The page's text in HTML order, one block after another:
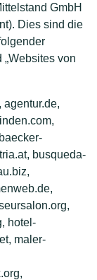
GmbH
Dies sind die
von
busqueda-
hotel-
maler-